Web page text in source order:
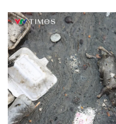
Theo dõi báo trên
Cơ quan chủ quản:Đài Truyền
Cơ quan báo chí:Thời báo VTV
Giấy phép hoạt động báo in và
cấp ngày 29/12/2023
Tổng Biên tập:Vũ Thanh Thủy